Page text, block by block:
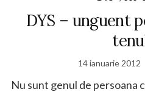
DYS – unguent
14 ianuarie 2012
Nu sunt genul de persoana